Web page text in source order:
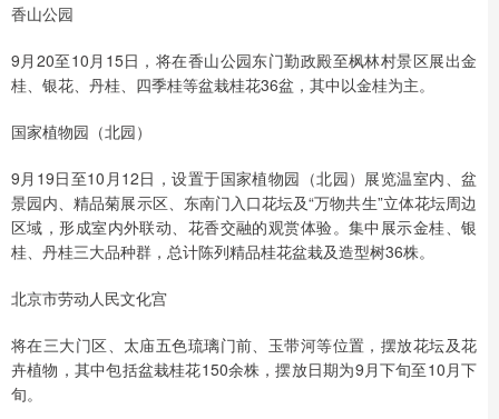
香山公园
9月20至10月15日，将在香山公园东门勤政殿至枫林村景区展出金
桂、银花、丹桂、四季桂等盆栽桂花36盆，其中以金桂为主。
国家植物园（北园）
9月19日至10月12日，设置于国家植物园（北园）展览温室内、盆
景园内、精品菊展示区、东南门入口花坛及“万物共生”立体花坛周边
区域，形成室内外联动、花香交融的观赏体验。集中展示金桂、银
桂、丹桂三大品种群，总计陈列精品桂花盆栽及造型树36株。
北京市劳动人民文化宫
将在三大门区、太庙五色琉璃门前、玉带河等位置，摆放花坛及花
卉植物，其中包括盆栽桂花150余株，摆放日期为9月下旬至10月下
旬。